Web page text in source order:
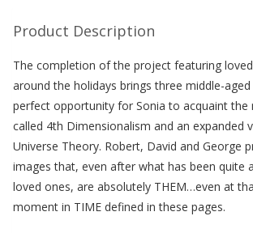
(ENGLISH)
Product Description
The completion of the project featuring
around the holidays brings three middle-
perfect opportunity for Sonia to acquaint the
called 4th Dimensionalism and an expanded
Universe Theory. Robert, David and George
images that, even after what has been quite
loved ones, are absolutely THEM…even at
moment in TIME defined in these pages.